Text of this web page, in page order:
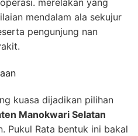
mendalam ala sekujur
pengunjung nan
kuasa dijadikan pilihan
Manokwari Selatan
Pukul Rata bentuk ini bakal